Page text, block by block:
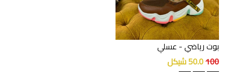
بوت رياضي- عسلي
100